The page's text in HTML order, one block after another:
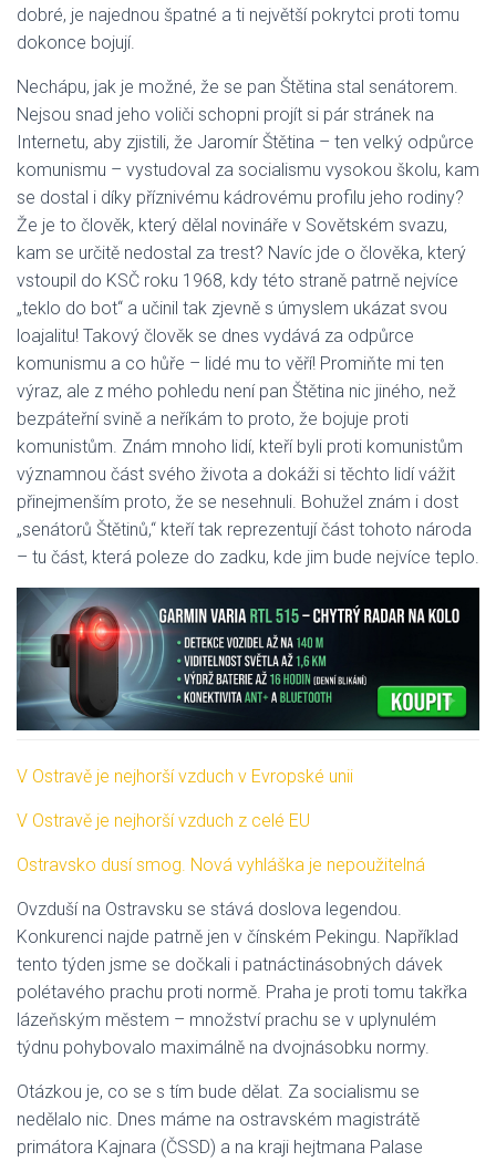
dobré, je najednou špatné a ti největší pokrytci proti tomu
dokonce bojují.
Nechápu, jak je možné, že se pan Štětina stal senátorem.
Nejsou snad jeho voliči schopni projít si pár stránek na
Internetu, aby zjistili, že Jaromír Štětina – ten velký odpůrce
komunismu – vystudoval za socialismu vysokou školu, kam
se dostal i díky příznivému kádrovému profilu jeho rodiny?
Že je to člověk, který dělal novináře v Sovětském svazu,
kam se určitě nedostal za trest? Navíc jde o člověka, který
vstoupil do KSČ roku 1968, kdy této straně patrně nejvíce
„teklo do bot“ a učinil tak zjevně s úmyslem ukázat svou
loajalitu! Takový člověk se dnes vydává za odpůrce
komunismu a co hůře – lidé mu to věří! Promiňte mi ten
výraz, ale z mého pohledu není pan Štětina nic jiného, než
bezpáteřní svině a neříkám to proto, že bojuje proti
komunistům. Znám mnoho lidí, kteří byli proti komunistům
významnou část svého života a dokáži si těchto lidí vážit
přinejmenším proto, že se nesehnuli. Bohužel znám i dost
„senátorů Štětinů,“ kteří tak reprezentují část tohoto národa
– tu část, která poleze do zadku, kde jim bude nejvíce teplo.
V Ostravě je nejhorší vzduch v Evropské unii
V Ostravě je nejhorší vzduch z celé EU
Ostravsko dusí smog. Nová vyhláška je nepoužitelná
Ovzduší na Ostravsku se stává doslova legendou.
Konkurenci najde patrně jen v čínském Pekingu. Například
tento týden jsme se dočkali i patnáctinásobných dávek
polétavého prachu proti normě. Praha je proti tomu takřka
lázeňským městem – množství prachu se v uplynulém
týdnu pohybovalo maximálně na dvojnásobku normy.
Otázkou je, co se s tím bude dělat. Za socialismu se
nedělalo nic. Dnes máme na ostravském magistrátě
primátora Kajnara (ČSSD) a na kraji hejtmana Palase